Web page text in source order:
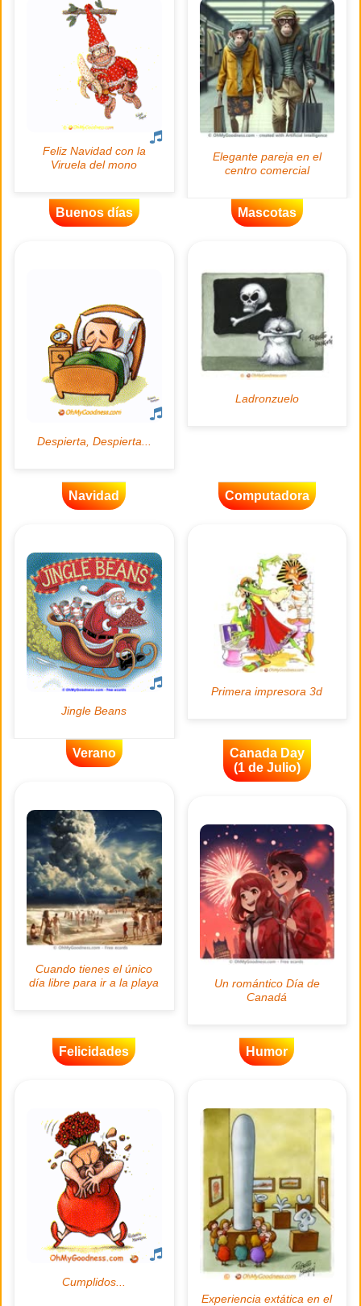
Buenos días Mascotas
Navidad Computadora
Verano
Canada Day
(1 de Julio)
Felicidades Humor